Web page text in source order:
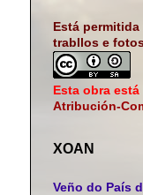
Está
trabllos e
Esta obra
Atribución-
XOAN
Veño do País